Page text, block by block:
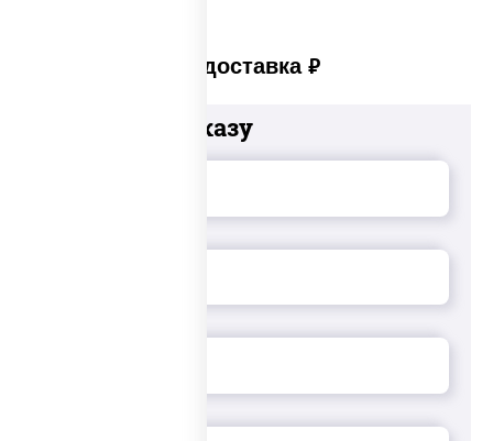
Платная доставка руб
Добавьте к заказу